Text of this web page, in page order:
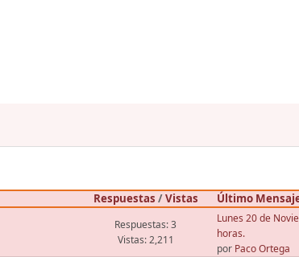
Respuestas /Vistas
Último
Respuestas: 3
Vistas: 2,211
Lunes 20 de
horas.
por Paco Ortega